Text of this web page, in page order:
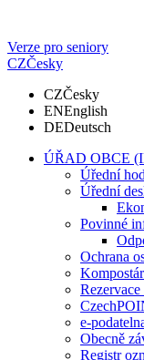
Verze pro seniory
CZČesky
CZČesky
ENEnglish
DEDeutsch
ÚŘAD OBCE
Úřední
Úřední
Povinné
Ochrana
e-
Obecně
Registr